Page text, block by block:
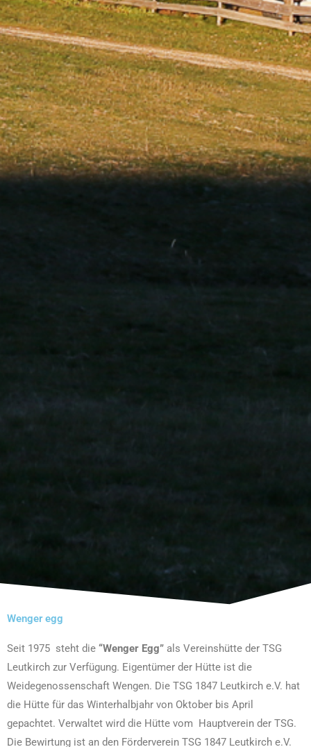
Wenger egg
Seit 1975 steht die “Wenger Egg” als Vereinshütte der TSG
Leutkirch zur Verfügung. Eigentümer der Hütte ist die
Weidegenossenschaft Wengen. Die TSG 1847 Leutkirch e.V. hat
die Hütte für das Winterhalbjahr von Oktober bis April
gepachtet. Verwaltet wird die Hütte vom Hauptverein der TSG.
Die Bewirtung ist an den Förderverein TSG 1847 Leutkirch e.V.